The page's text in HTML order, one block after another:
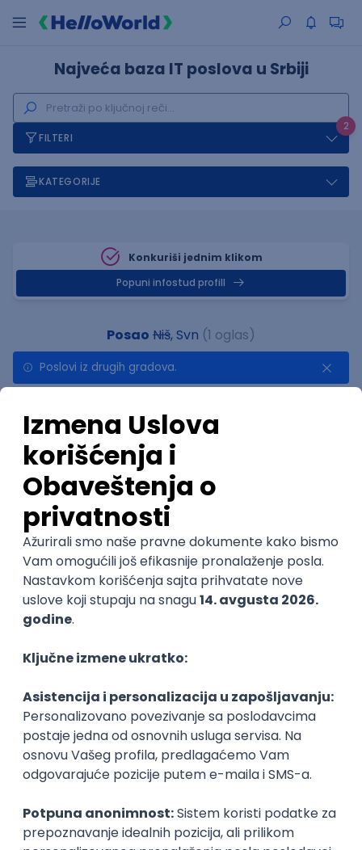
Najveća baza IT poslova u Srbiji
2
FILTERI
KATEGORIJE
Konkuriši jednim klikom
Popuni infostud profill
Posao Niš, Svn (1 oglas)
Poslovi iz drugih gradova.
Embedded Software Engineer
Tajfun HIL d.o.o.
Novi Sad
30.08.2026.
Linux C++ Git Svn Python
FPGA
Matlab Intermediate @
POSLOVI NA MAIL
KATEGORIJA
TEHNOLOGIJA
SENIORITET
NAČIN RADA
Najnoviji poslovi svakog dana u tvom
inboxu
Prijavi se